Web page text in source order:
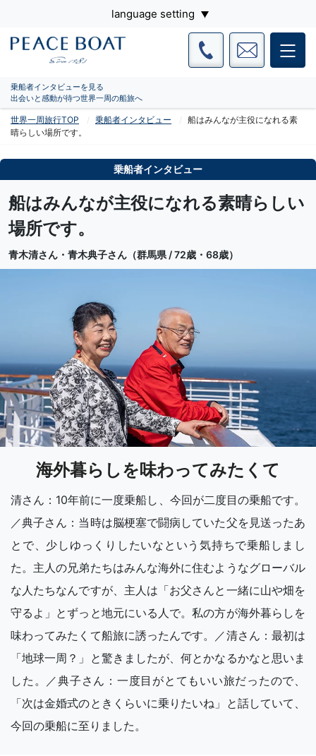
language setting
乗船者インタビューを見る
出会いと感動が待つ世界一周の船旅へ
世界一周旅行TOP 乗船者インタビュー
船はみんなが主役になれる素
晴らしい場所です。
乗船者インタビュー
船はみんなが主役になれる素晴らしい
場所です。
青木清さん・青木典子さん（群馬県 / 72歳・68歳）
海外暮らしを味わってみたくて
清さん：10年前に一度乗船し、今回が二度目の乗船です。
／典子さん：当時は脳梗塞で闘病していた父を見送ったあ
とで、少しゆっくりしたいなという気持ちで乗船しまし
た。主人の兄弟たちはみんな海外に住むようなグローバル
な人たちなんですが、主人は「お父さんと一緒に山や畑を
守るよ」とずっと地元にいる人で。私の方が海外暮らしを
味わってみたくて船旅に誘ったんです。／清さん：最初は
「地球一周？」と驚きましたが、何とかなるかなと思いま
した。／典子さん：一度目がとてもいい旅だったので、
「次は金婚式のときくらいに乗りたいね」と話していて、
今回の乗船に至りました。